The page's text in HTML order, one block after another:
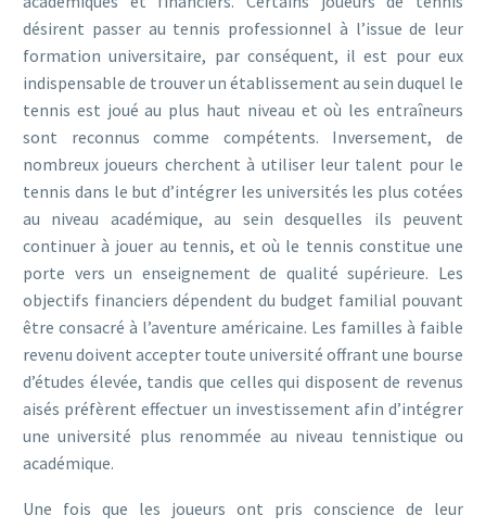
désirent passer au tennis professionnel à l’issue de leur
formation universitaire, par conséquent, il est pour eux
indispensable de trouver un établissement au sein duquel le
tennis est joué au plus haut niveau et où les entraîneurs
sont reconnus comme compétents. Inversement, de
nombreux joueurs cherchent à utiliser leur talent pour le
tennis dans le but d’intégrer les universités les plus cotées
au niveau académique, au sein desquelles ils peuvent
continuer à jouer au tennis, et où le tennis constitue une
porte vers un enseignement de qualité supérieure. Les
objectifs financiers dépendent du budget familial pouvant
être consacré à l’aventure américaine. Les familles à faible
revenu doivent accepter toute université offrant une bourse
d’études élevée, tandis que celles qui disposent de revenus
aisés préfèrent effectuer un investissement afin d’intégrer
une université plus renommée au niveau tennistique ou
académique.
Une fois que les joueurs ont pris conscience de leur